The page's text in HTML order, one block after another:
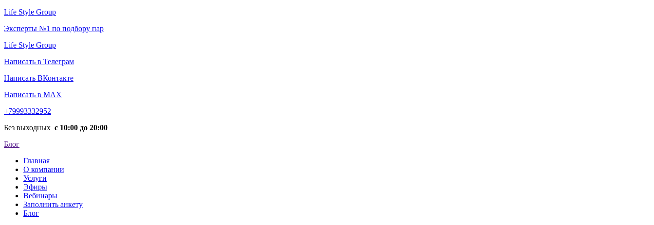
Life Style Group
Эксперты №1 по подбору пар
Life Style Group
Написать в Телеграм
Написать ВКонтакте
Написать в MAX
+79993332952
Без выходных с 10:00 до 20:00
Блог
Главная
О компании
Услуги
Эфиры
Вебинары
Заполнить анкету
Блог